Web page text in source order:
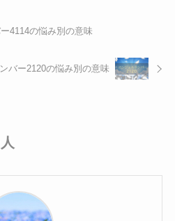
4114の悩み別の意味
バー2120の悩み別の意味